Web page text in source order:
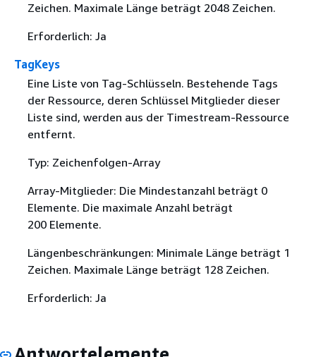
Zeichen. Maximale Länge beträgt 2048 Zeichen.
Erforderlich: Ja
TagKeys
Eine Liste von Tag-Schlüsseln. Bestehende Tags
der Ressource, deren Schlüssel Mitglieder dieser
Liste sind, werden aus der Timestream-Ressource
entfernt.
Typ: Zeichenfolgen-Array
Array-Mitglieder: Die Mindestanzahl beträgt 0
Elemente. Die maximale Anzahl beträgt
200 Elemente.
Längenbeschränkungen: Minimale Länge beträgt 1
Zeichen. Maximale Länge beträgt 128 Zeichen.
Erforderlich: Ja